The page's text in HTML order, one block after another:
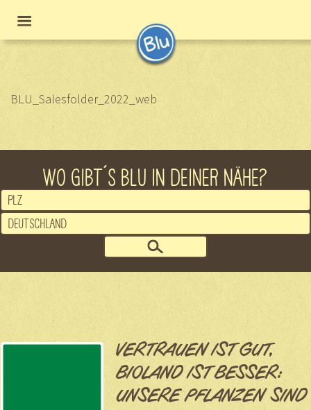
BLU_Salesfolder_2022_web
WO GIBT´S BLU IN DEINER NÄHE?
VERTRAUEN IST GUT,
BIOLAND IST BESSER:
UNSERE PFLANZEN SIND